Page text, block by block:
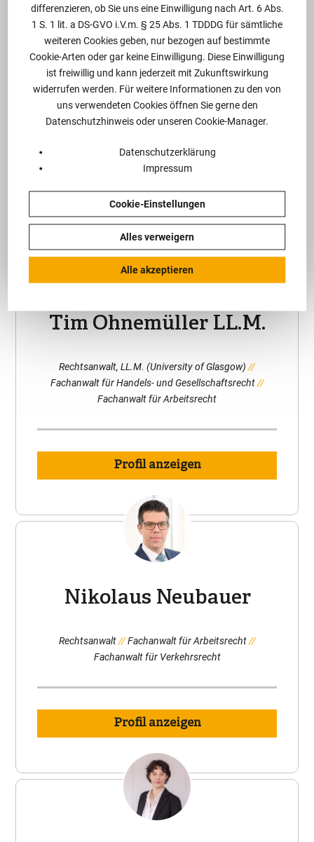
Felix Nietsch LL.M.
Rechtsanwalt, LL.M. (Köln/Paris I)
Master im
Wirtschafts- und Handelsrecht (Paris I)
Maître en
droit
Fachanwalt für Arbeitsrecht
Fachanwalt für
Internationales Wirtschaftsrecht
Profil anzeigen
Tim Ohnemüller LL.M.
Rechtsanwalt, LL.M. (University of Glasgow)
Fachanwalt für Handels- und Gesellschaftsrecht
Fachanwalt für Arbeitsrecht
Profil anzeigen
Nikolaus Neubauer
Rechtsanwalt
Fachanwalt für Arbeitsrecht
Fachanwalt für Verkehrsrecht
Profil anzeigen
differenzieren, ob Sie uns eine Einwilligung nach Art. 6 Abs.
1 S. 1 lit. a DS-GVO i.V.m. § 25 Abs. 1 TDDDG für sämtliche
weiteren Cookies geben, nur bezogen auf bestimmte
Cookie-Arten oder gar keine Einwilligung. Diese Einwilligung
ist freiwillig und kann jederzeit mit Zukunftswirkung
widerrufen werden. Für weitere Informationen zu den von
uns verwendeten Cookies öffnen Sie gerne den
Datenschutzhinweis oder unseren Cookie-Manager.
Datenschutzerklärung
Impressum
Cookie-Einstellungen
Alles verweigern
Alle akzeptieren